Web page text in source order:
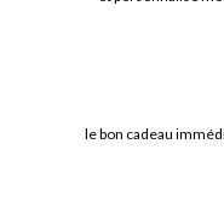
le bon cadeau